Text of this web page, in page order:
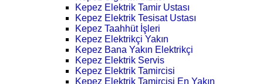
Kepez Elektrik Tamir Ustası
Kepez Elektrik Tesisat Ustası
Kepez Taahhüt İşleri
Kepez Elektrikçi Yakın
Kepez Bana Yakın Elektrikçi
Kepez Elektrik Servis
Kepez Elektrik Tamircisi
Kepez Elektrik Tamircisi En Yakın